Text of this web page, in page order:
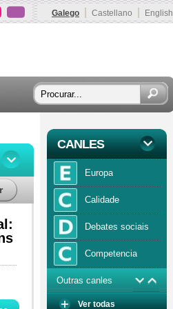
Galego Castellano English
CANLES
Europa
Calidade
Debates sociais
Competencia
Economía
Outras canles
Ver todas